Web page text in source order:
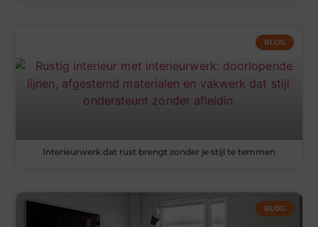
BLOG
Interieurwerk dat rust brengt zonder je stijl te temmen
BLOG